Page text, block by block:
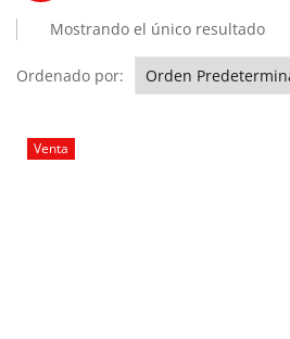
Mostrando el único resultado
Ordenado por:
Venta